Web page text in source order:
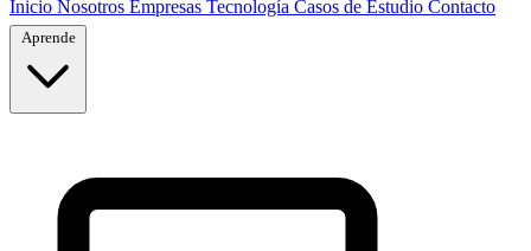
Inicio Nosotros Empresas Tecnología Casos de Estudio Contacto
Aprende